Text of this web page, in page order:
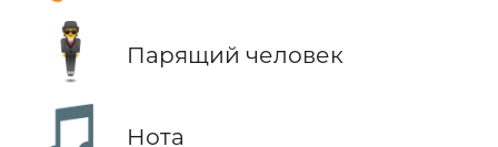
🕴️ Парящий человек
🎵 Нота